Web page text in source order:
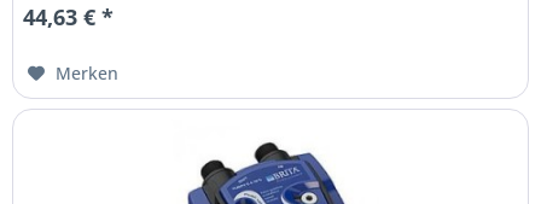
44,63 € *
Merken